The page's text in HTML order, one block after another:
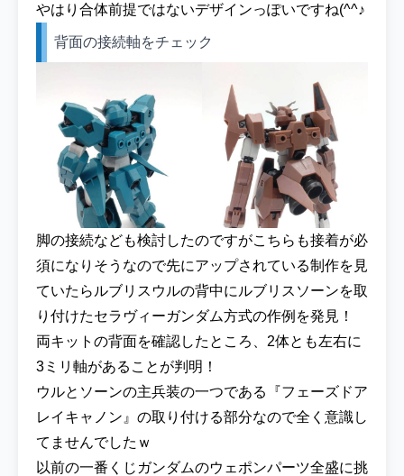
やはり合体前提ではないデザインっぽいですね(^^♪
背面の接続軸をチェック
脚の接続なども検討したのですがこちらも接着が必
須になりそうなので先にアップされている制作を見
ていたらルブリスウルの背中にルブリスソーンを取
り付けたセラヴィーガンダム方式の作例を発見！
両キットの背面を確認したところ、2体とも左右に
3ミリ軸があることが判明！
ウルとソーンの主兵装の一つである『フェーズドア
レイキャノン』の取り付ける部分なので全く意識し
てませんでしたｗ
以前の一番くじガンダムのウェポンパーツ全盛に挑